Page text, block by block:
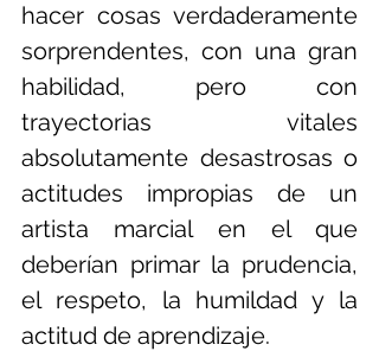
hacer cosas verdaderamente
sorprendentes, con una gran
habilidad, pero con
trayectorias vitales
absolutamente desastrosas o
actitudes impropias de un
artista marcial en el que
deberían primar la prudencia,
el respeto, la humildad y la
actitud de aprendizaje.